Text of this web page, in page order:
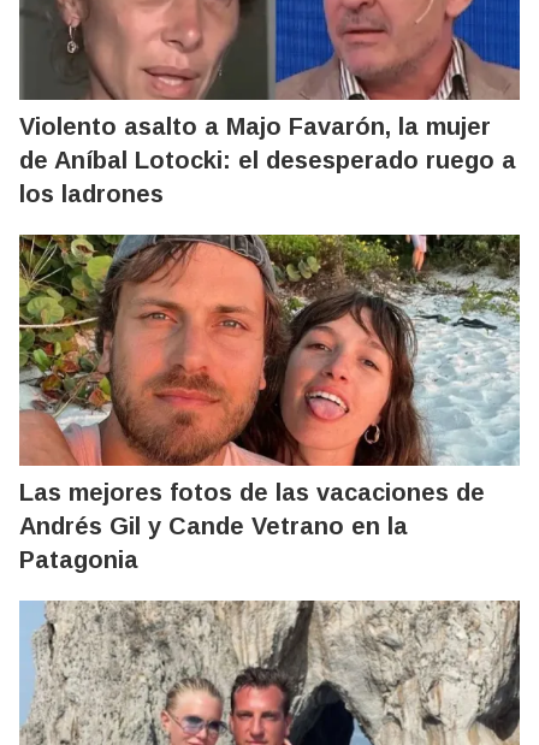
Violento asalto a Majo Favarón, la mujer
de Aníbal Lotocki: el desesperado ruego a
los ladrones
Las mejores fotos de las vacaciones de
Andrés Gil y Cande Vetrano en la
Patagonia